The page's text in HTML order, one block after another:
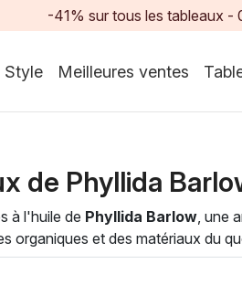
-41% sur tous les tableaux -
Style Meilleures ventes
de Phyllida
à l'huile de Phyllida Barlow, une
organiques et des matériaux du
riche en textures et en